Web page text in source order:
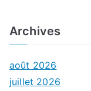
Archives
août 2026
juillet 2026